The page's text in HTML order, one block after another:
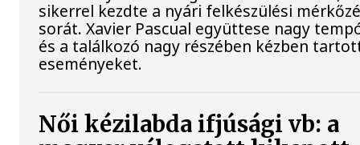
sikerrel kezdte a nyári felkészülési
sorát. Xavier Pascual együttese nagy
és a találkozó nagy részében kézben
eseményeket.
Női kézilabda ifjúsági vb: a